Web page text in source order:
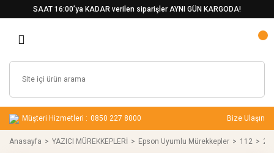
SAAT 16:00’ya KADAR verilen siparişler AYNI GÜN KARGODA!
Müşteri Hizmetleri : 0850 227 8000 Bize Ulaşın
Anasayfa YAZICI MÜREKKEPLERİ Epson Uyumlu Mürekkepler 112